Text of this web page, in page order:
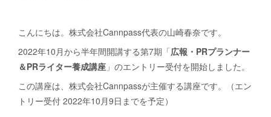
こんにちは。株式会社Cannpass代表の山崎春奈です。
2022年10月から半年間開講する第7期「広報・PRプランナー
＆PRライター養成講座 」のエントリー受付を開始しました。
この講座は、株式会社Cannpassが主催する講座です。（エン
トリー受付 2022年10月9日までを予定）